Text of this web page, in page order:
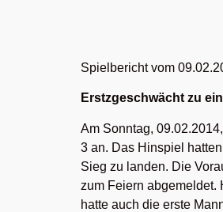
Spielbericht vom
Erstzgeschwächt zu
Am Sonntag,
3 an. Das Hinspiel
Sieg zu landen. Die
zum Feiern abgemeldet.
hatte auch die erste